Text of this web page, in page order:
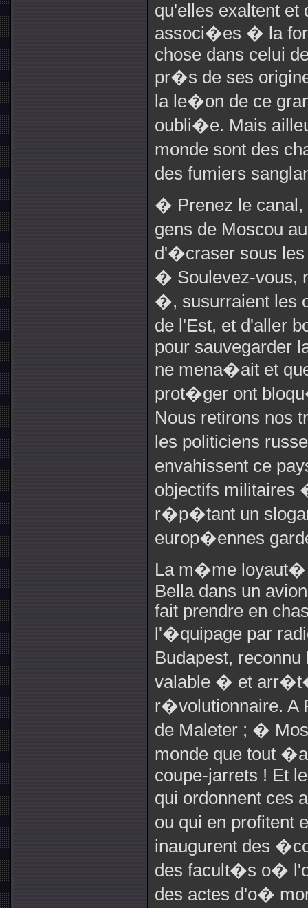
qu'elles exaltent et
associ�es � la
chose dans celui
pr�s de ses
la le�on de ce
oubli�e. Mais
monde sont des
des fumiers
� Prenez le canal,
gens de Moscou
d'�craser sous
� Soulevez-vous,
�, susurraient les
de l'Est, et d'aller
pour sauvegarder
ne mena�ait et
prot�ger ont
Nous retirons nos
les politiciens
envahissent ce
objectifs militaires
r�p�tant un
europ�ennes
La m�me
Bella dans un
fait prendre en
l'�quipage par
Budapest,
valable � et
r�volutionnaire. A
de Maleter ; �
monde que tout
coupe-jarrets ! Et
qui ordonnent ces
ou qui en profitent
inaugurent des
des facult�s o�
des actes d'o�